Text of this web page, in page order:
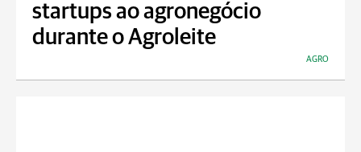
startups ao agronegócio
durante o Agroleite
AGRO